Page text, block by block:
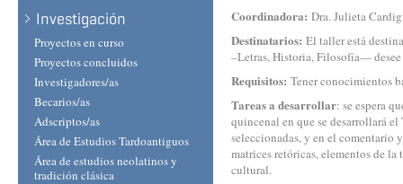
Investigación
Proyectos en curso
Proyectos concluidos
Investigadores/as
Becarios/as
Adscriptos/as
Área de Estudios Tardoantiguos
Área de estudios neolatinos y
tradición clásica
Coordinadora: Dra. Julieta
Destinatarios: El taller está
–Letras, Historia, Filosofía—
Requisitos: Tener conocimientos
Tareas a desarrollar: se espera
quincenal en que se desarrollará
seleccionadas, y en el comentario
matrices retóricas, elementos de
cultural.